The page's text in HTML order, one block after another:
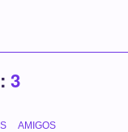
3
AMIGOS